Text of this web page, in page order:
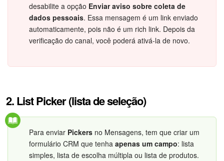
desabilite a opção Enviar aviso sobre coleta de
dados pessoais. Essa mensagem é um link enviado
automaticamente, pois não é um rich link. Depois da
verificação do canal, você poderá ativá-la de novo.
2. List Picker (lista de seleção)
Para enviar Pickers no Mensagens, tem que criar um
formulário CRM que tenha apenas um campo: lista
simples, lista de escolha múltipla ou lista de produtos.